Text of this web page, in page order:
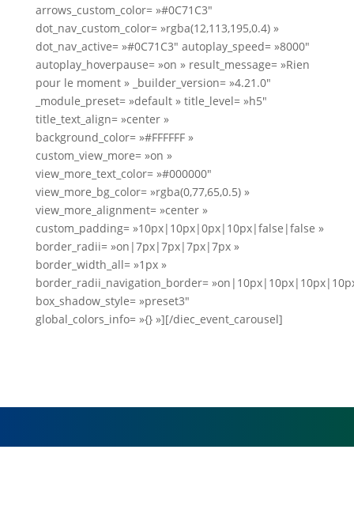
arrows_custom_color= »#0C71C3″
dot_nav_custom_color= »rgba(12,113,195,0.4) »
dot_nav_active= »#0C71C3″ autoplay_speed= »8000″
autoplay_hoverpause= »on » result_message= »Rien
pour le moment » _builder_version= »4.21.0″
_module_preset= »default » title_level= »h5″
title_text_align= »center »
background_color= »#FFFFFF »
custom_view_more= »on »
view_more_text_color= »#000000″
view_more_bg_color= »rgba(0,77,65,0.5) »
view_more_alignment= »center »
custom_padding= »10px|10px|0px|10px|false|false »
border_radii= »on|7px|7px|7px|7px »
border_width_all= »1px »
border_radii_navigation_border=
box_shadow_style= »preset3″
global_colors_info= »{} »][/diec_event_carousel]